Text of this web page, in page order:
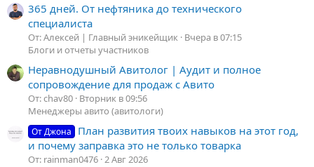
365 дней. От нефтяника до технического
специалиста
От: Алексей | Главный эникейщик
Вчера в 07:15
Блоги и отчеты участников
Неравнодушный Авитолог | Аудит и полное
сопровождение для продаж с Авито
От: chav80 Вторник в 09:56
Менеджеры авито (авитологи)
От Джона
План развития твоих навыков на этот год,
и почему заправка это не только товарка
От: rainman0476 2 Авг 2026